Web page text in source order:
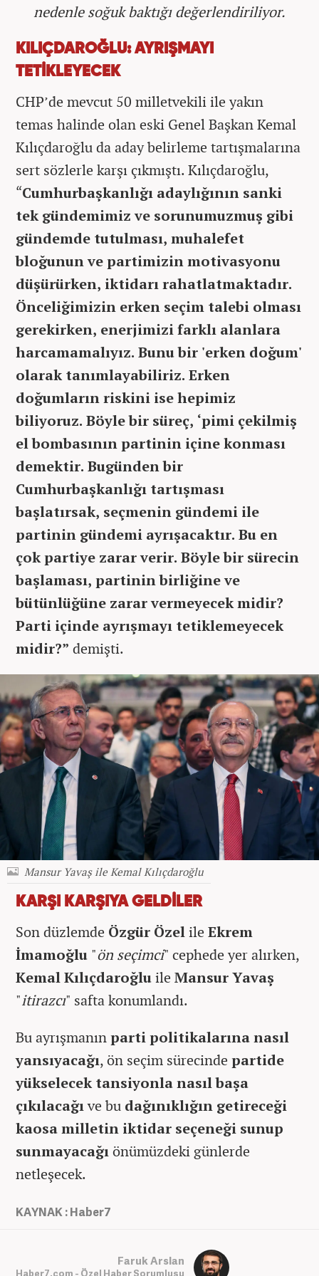
nedenle soğuk baktığı değerlendiriliyor.
KILIÇDAROĞLU: AYRIŞMAYI
TETİKLEYECEK
CHP’de mevcut 50 milletvekili ile yakın
temas halinde olan eski Genel Başkan Kemal
Kılıçdaroğlu da aday belirleme tartışmalarına
sert sözlerle karşı çıkmıştı. Kılıçdaroğlu,
“Cumhurbaşkanlığı adaylığının sanki
tek gündemimiz ve sorunumuzmuş gibi
gündemde tutulması, muhalefet
bloğunun ve partimizin motivasyonu
düşürürken, iktidarı rahatlatmaktadır.
Önceliğimizin erken seçim talebi olması
gerekirken, enerjimizi farklı alanlara
harcamamalıyız. Bunu bir 'erken doğum'
olarak tanımlayabiliriz. Erken
doğumların riskini ise hepimiz
biliyoruz. Böyle bir süreç, ‘pimi çekilmiş
el bombasının partinin içine konması
demektir. Bugünden bir
Cumhurbaşkanlığı tartışması
başlatırsak, seçmenin gündemi ile
partinin gündemi ayrışacaktır. Bu en
çok partiye zarar verir. Böyle bir sürecin
başlaması, partinin birliğine ve
bütünlüğüne zarar vermeyecek midir?
Parti içinde ayrışmayı tetiklemeyecek
midir?” demişti.
Mansur Yavaş ile Kemal Kılıçdaroğlu
KARŞI KARŞIYA GELDİLER
Son düzlemde Özgür Özelile Ekrem
İmamoğlu "ön seçimci" cephede yer alırken,
Kemal Kılıçdaroğluile Mansur Yavaş
"itirazcı" safta konumlandı.
Bu ayrışmanınparti politikalarına nasıl
yansıyacağı, ön seçim sürecinde partide
yükselecek tansiyonla nasıl başa
çıkılacağıve bu dağınıklığın getireceği
kaosa milletin iktidar seçeneği sunup
sunmayacağıönümüzdeki günlerde
netleşecek.
KAYNAK : Haber7
Faruk Arslan
Haber7.com - Özel Haber Sorumlusu